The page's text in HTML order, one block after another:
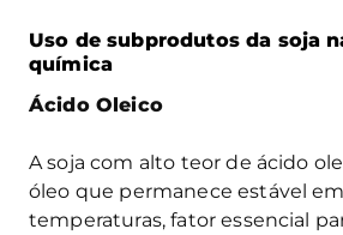
Uso de subprodutos da soja
química
Ácido Oleico
A soja com alto teor de ácido
óleo que permanece estável
temperaturas, fator essencial